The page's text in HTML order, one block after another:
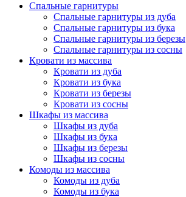
Спальные гарнитуры
Спальные гарнитуры из дуба
Спальные гарнитуры из бука
Спальные гарнитуры из березы
Спальные гарнитуры из сосны
Кровати из массива
Кровати из дуба
Кровати из бука
Кровати из березы
Кровати из сосны
Шкафы из массива
Шкафы из дуба
Шкафы из бука
Шкафы из березы
Шкафы из сосны
Комоды из массива
Комоды из дуба
Комоды из бука